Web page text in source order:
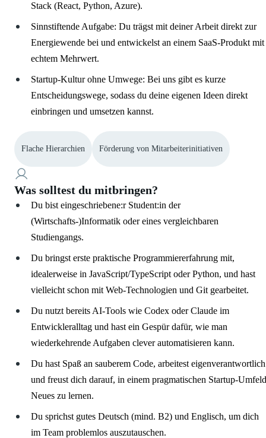
Stack (React, Python, Azure).
Sinnstiftende Aufgabe: Du trägst mit deiner Arbeit direkt zur
Energiewende bei und entwickelst an einem SaaS-Produkt mit
echtem Mehrwert.
Startup-Kultur ohne Umwege: Bei uns gibt es kurze
Entscheidungswege, sodass du deine eigenen Ideen direkt
einbringen und umsetzen kannst.
Flache Hierarchien Förderung von Mitarbeiterinitiativen
Was solltest du mitbringen?
Du bist eingeschriebene:r Student:in der
(Wirtschafts-)Informatik oder eines vergleichbaren
Studiengangs.
Du bringst erste praktische Programmiererfahrung mit,
idealerweise in JavaScript/TypeScript oder Python, und hast
vielleicht schon mit Web-Technologien und Git gearbeitet.
Du nutzt bereits AI-Tools wie Codex oder Claude im
Entwickleralltag und hast ein Gespür dafür, wie man
wiederkehrende Aufgaben clever automatisieren kann.
Du hast Spaß an sauberem Code, arbeitest eigenverantwortlich
und freust dich darauf, in einem pragmatischen Startup-Umfeld
Neues zu lernen.
Du sprichst gutes Deutsch (mind. B2) und Englisch, um dich
im Team problemlos auszutauschen.